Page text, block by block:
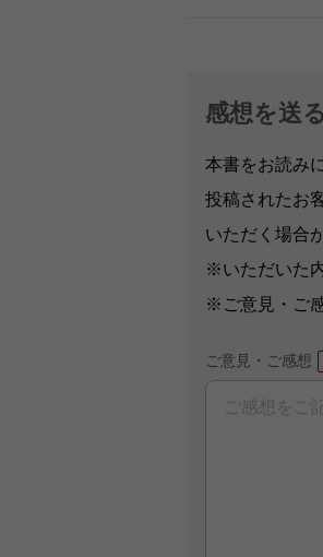
感想を送る
本書をお読み
投稿されたお
いただく場合
※いただいた
※ご意見・ご
ご意見・ご感想